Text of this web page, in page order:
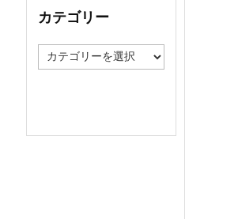
ブ
カテゴリー
テ